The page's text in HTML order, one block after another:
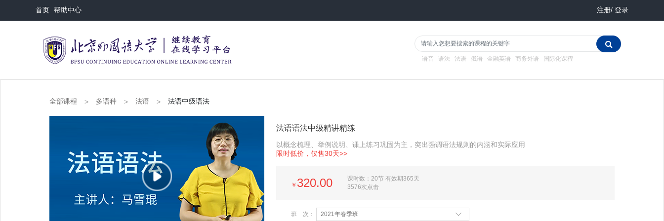
首页 帮助中心 注册/ 登录
语音 语法 法语 俄语 金融英语 商务外语 国际化课程
全部课程 > 多语种 > 法语 > 法语中级语法
播
放
法语语法中级精讲精练
以概念梳理、举例说明、课上练习巩固为主，突出强调语法规则的内涵和实际应用
限时低价，仅售30天>>
￥ 320.00
课时数：20节 有效期365天
3576次点击
班 次 ：